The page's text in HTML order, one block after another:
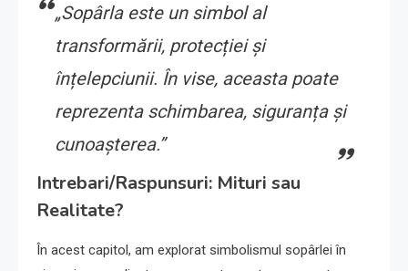
„Sopârla este un simbol al
transformării, protecției și
înțelepciunii. În vise, aceasta poate
reprezenta schimbarea, siguranța și
cunoașterea.”
Intrebari/Raspunsuri: Mituri sau
Realitate?
În acest capitol, am explorat simbolismul sopârlei în